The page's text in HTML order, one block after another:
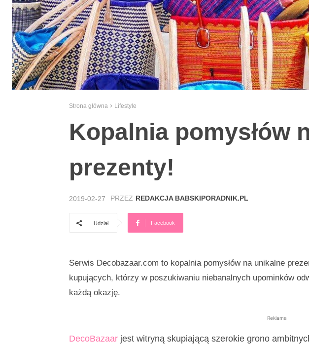
Strona główna Lifestyle
Kopalnia pomysłów
prezenty!
2019-02-27 PRZEZ REDAKCJA BABSKIPORADNIK.PL
Udział Facebook
Serwis Decobazaar.com to kopalnia pomysłów na unikalne
kupujących, którzy w poszukiwaniu niebanalnych upominków
każdą okazję.
Reklama
DecoBazaar jest witryną skupiającą szerokie grono